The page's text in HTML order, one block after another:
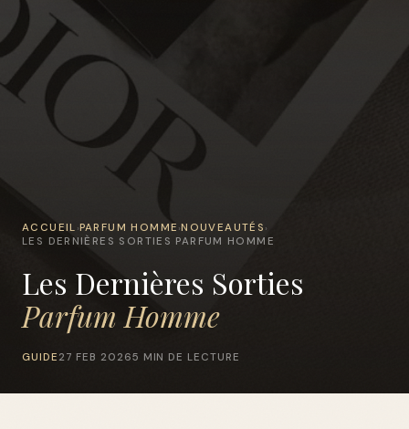
ACCUEIL ›PARFUM HOMME ›NOUVEAUTÉS ›
LES DERNIÈRES SORTIES PARFUM HOMME
Les Dernières Sorties
Parfum Homme
GUIDE 27 FEB 20265 MIN DE LECTURE